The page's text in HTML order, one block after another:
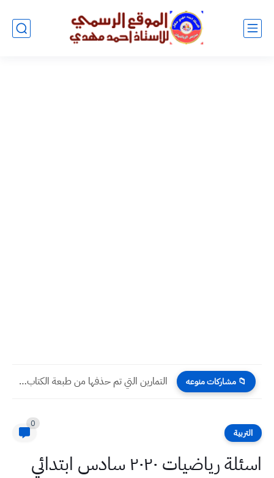
📁 مشاركات منوعه التمارين التي تم حذفها من طبعة الكتاب الجديدة الرياضيات للصف...
التربية
0
اسئلة رياضيات ٢٠٢٠ سادس ابتدائي